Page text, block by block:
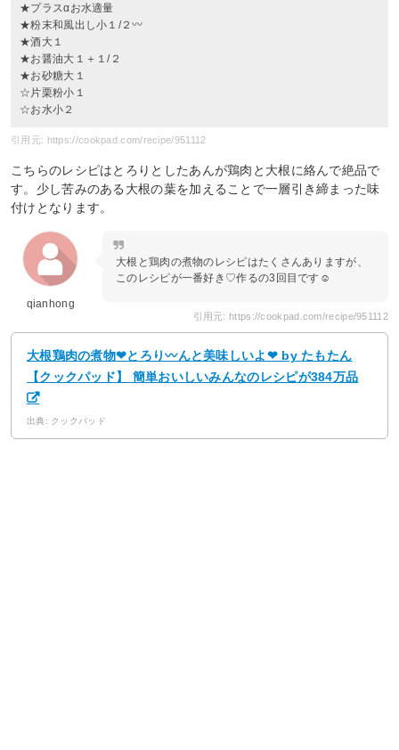
★プラスαお水適量
★粉末和風出し小１/２〰
★酒大１
★お醤油大１＋１/２
★お砂糖大１
☆片栗粉小１
☆お水小２
引用元: https://cookpad.com/recipe/951112
こちらのレシピはとろりとしたあんが鶏肉と大根に絡んで絶品で
す。少し苦みのある大根の葉を加えることで一層引き締まった味
付けとなります。
qianhong
大根と鶏肉の煮物のレシピはたくさんありますが、
このレシピが一番好き♡作るの3回目です☺️
引用元: https://cookpad.com/recipe/951112
大根鶏肉の煮物❤とろり〰んと美味しいよ❤ by たもたん
【クックパッド】 簡単おいしいみんなのレシピが384万品
出典: クックパッド